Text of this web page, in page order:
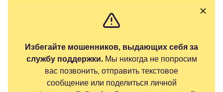
Избегайте мошенников, выдающих себя за
службу поддержки.Мы никогда не попросим
вас позвонить, отправить текстовое
сообщение или поделиться личной